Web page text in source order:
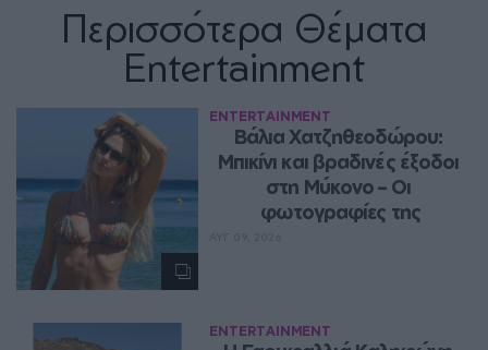
Περισσότερα Θέματα
Entertainment
ENTERTAINMENT
Βάλια Χατζηθεοδώρου:
Μπικίνι και βραδινές έξοδοι
στη Μύκονο – Οι
φωτογραφίες της
ENTERTAINMENT